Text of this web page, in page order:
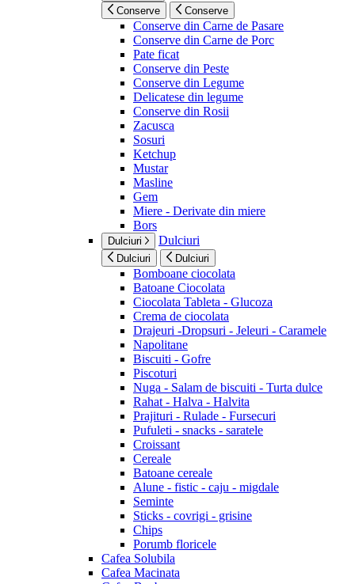
Conserve Conserve
Conserve din Carne de Pasare
Conserve din Carne de Porc
Pate ficat
Conserve din Peste
Conserve din Legume
Delicatese din legume
Conserve din Rosii
Zacusca
Sosuri
Ketchup
Mustar
Masline
Gem
Miere - Derivate din miere
Bors
Dulciuri Dulciuri
Dulciuri Dulciuri
Bomboane ciocolata
Batoane Ciocolata
Ciocolata Tableta - Glucoza
Crema de ciocolata
Drajeuri -Dropsuri - Jeleuri - Caramele
Napolitane
Biscuiti - Gofre
Piscoturi
Nuga - Salam de biscuiti - Turta dulce
Rahat - Halva - Halvita
Prajituri - Rulade - Fursecuri
Pufuleti - snacks - saratele
Croissant
Cereale
Batoane cereale
Alune - fistic - caju - migdale
Seminte
Sticks - covrigi - grisine
Chips
Porumb floricele
Cafea Solubila
Cafea Macinata